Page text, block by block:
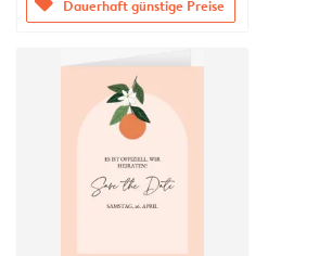
Dauerhaft günstige Preise